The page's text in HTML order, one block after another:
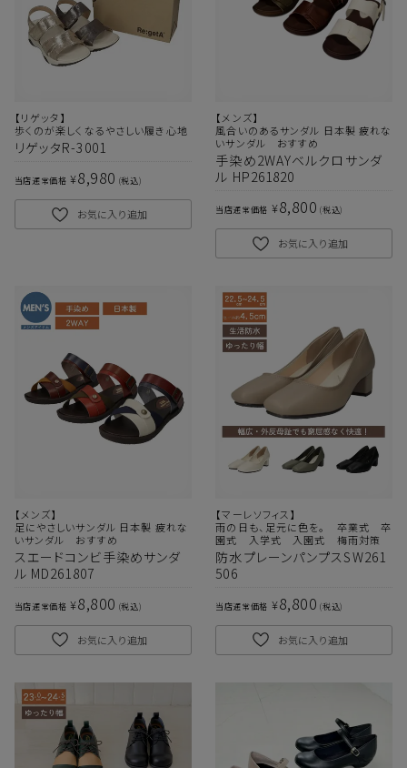
【リゲッタ】
歩くのが楽しくなるやさしい履き心地
リゲッタR-3001
当店通常価格 ¥8,980 税込
お気に入り追加
【メンズ】
風合いのあるサンダル 日本製 疲れな
いサンダル おすすめ
手染め2WAYベルクロサンダ
ル HP261820
当店通常価格 ¥8,800 税込
お気に入り追加
【メンズ】
足にやさしいサンダル 日本製 疲れな
いサンダル おすすめ
スエードコンビ手染めサンダ
ル MD261807
当店通常価格 ¥8,800 税込
お気に入り追加
【マーレソフィス】
雨の日も、足元に色を。 卒業式 卒
園式 入学式 入園式 梅雨対策
防水プレーンパンプスSW261
506
当店通常価格 ¥8,800 税込
お気に入り追加